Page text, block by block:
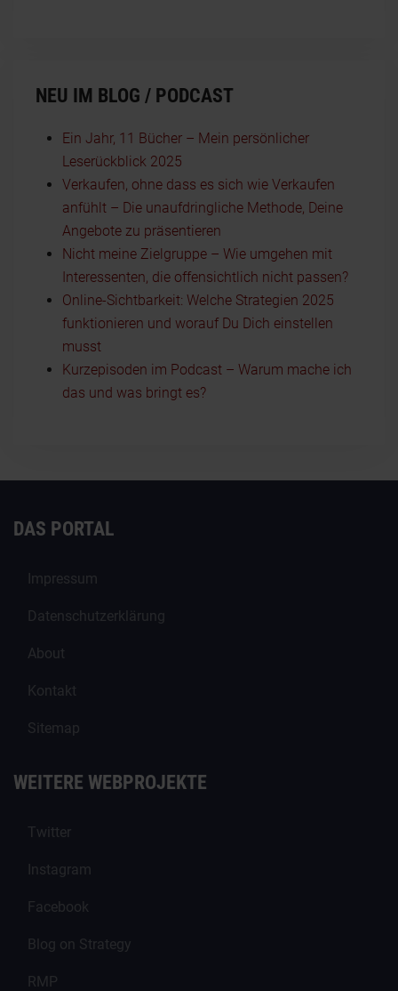
NEU IM BLOG / PODCAST
Ein Jahr, 11 Bücher – Mein persönlicher
Leserückblick 2025
Verkaufen, ohne dass es sich wie Verkaufen
anfühlt – Die unaufdringliche Methode, Deine
Angebote zu präsentieren
Nicht meine Zielgruppe – Wie umgehen mit
Interessenten, die offensichtlich nicht passen?
Online-Sichtbarkeit: Welche Strategien 2025
funktionieren und worauf Du Dich einstellen
musst
Kurzepisoden im Podcast – Warum mache ich
das und was bringt es?
DAS PORTAL
Impressum
Datenschutzerklärung
About
Kontakt
Sitemap
WEITERE WEBPROJEKTE
Twitter
Instagram
Facebook
Blog on Strategy
RMP